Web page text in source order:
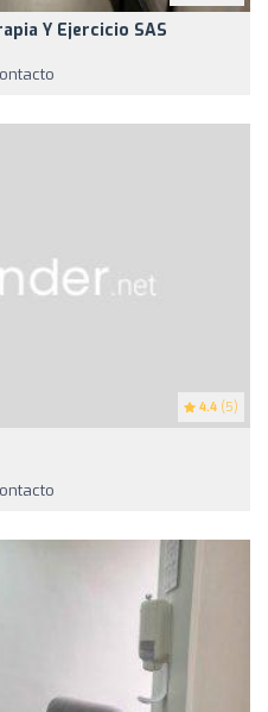
Y Ejercicio SAS
4.4 (5)